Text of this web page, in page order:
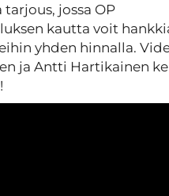
jossa OP
kautta voit
yhden hinnalla.
ja Antti Hartikainen